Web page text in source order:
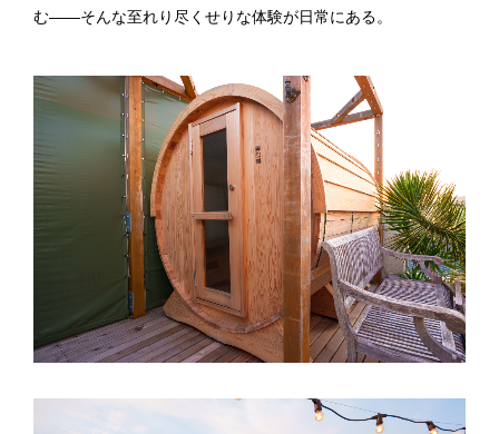
む——そんな至れり尽くせりな体験が日常にある。